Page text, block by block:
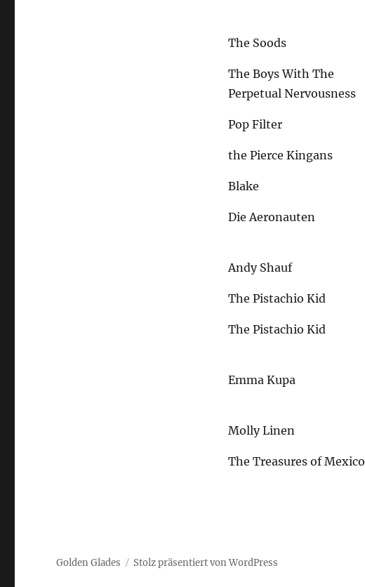
The Soods
The Boys With The
Perpetual Nervousness
Pop Filter
the Pierce Kingans
Blake
Die Aeronauten
Andy Shauf
The Pistachio Kid
The Pistachio Kid
Emma Kupa
Molly Linen
The Treasures of Mexico
Golden Glades Stolz präsentiert von WordPress